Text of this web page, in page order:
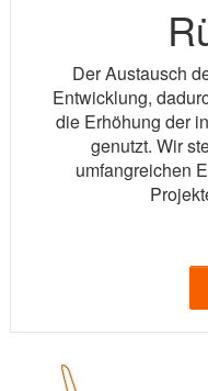
Der Austausch
Entwicklung,
die Erhöhung der
genutzt. Wir
umfangreichen